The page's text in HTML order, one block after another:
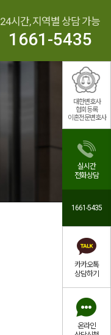
24시간, 지역별 상담 가능
1661-5435
대한변호사
협회등록
이혼전문변호사
실시간
전화상담
1661-5435
카카오톡
상담하기
온라인